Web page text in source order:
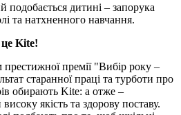
дитині – запорука
та натхненного навчання.
Kite!
премії "Вибір року –
старанної праці та турботи про
обирають Kite: а отже –
якість та здорову поставу.